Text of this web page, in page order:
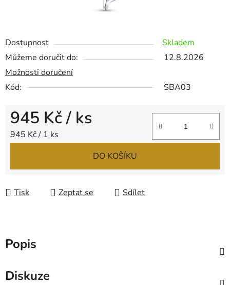
Dostupnost
Skladem
Můžeme doručit do:
12.8.2026
Možnosti doručení
Kód:
SBA03
945 Kč/ ks
Měrná cena:
945 Kč / 1 ks
DO KOŠÍKU
Tisk Zeptat se Sdílet
Popis
Diskuze